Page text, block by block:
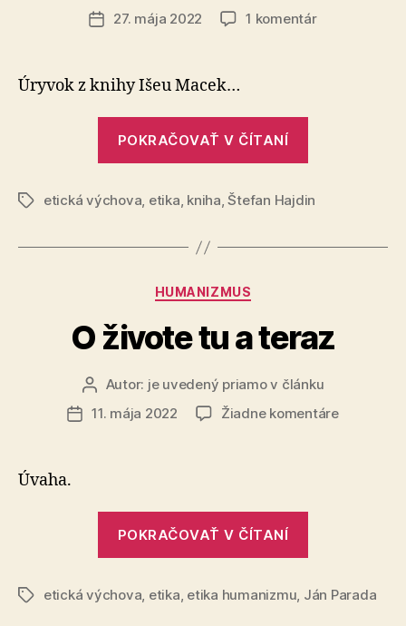
článku
Dátum
27. mája 2022 1 komentárna
Úryvok z knihy Išeu Macek…
POKRAČOVAŤ V ČÍTANÍ
Značkyetická výchova, etika, kniha,Štefan Hajdin
Kategórie
HUMANIZMUS
O živote tu a teraz
Autor
článku
Autor: je uvedený priamo v článku
Dátum
11. mája 2022 Žiadne komentárena
Úvaha.
POKRAČOVAŤ V ČÍTANÍ
a
Značkyetická výchova, etika, etika humanizmu, Ján Parada